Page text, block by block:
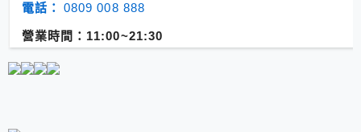
電話： 0809 008 888
營業時間：11:00~21:30